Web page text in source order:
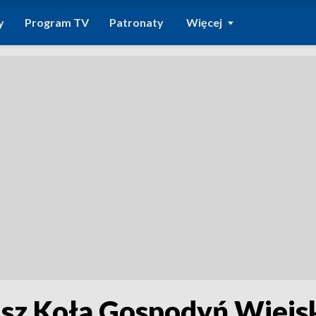
Program TV Patronaty Więcej